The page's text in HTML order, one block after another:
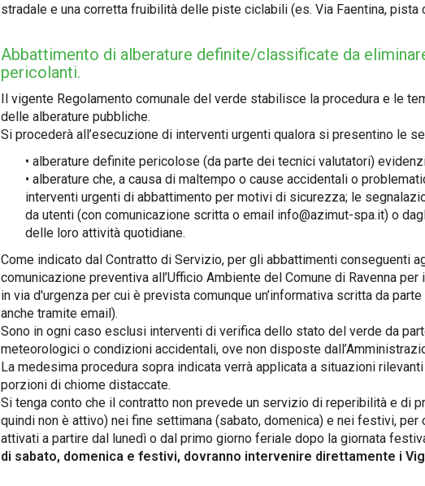
stradale e una corretta fruibilità delle piste ciclabili (es. Via Faentina, pista
Abbattimento di alberature definite/classificate da
pericolanti.
Il vigente Regolamento comunale del verde stabilisce la procedura e le
delle alberature pubbliche.
Si procederà all’esecuzione di interventi urgenti qualora si presentino le
• alberature definite pericolose (da parte dei tecnici valutatori)
• alberature che, a causa di maltempo o cause accidentali o
interventi urgenti di abbattimento per motivi di sicurezza; le
da utenti (con comunicazione scritta o email info@azimut-spa.it) o
delle loro attività quotidiane.
Come indicato dal Contratto di Servizio, per gli abbattimenti conseguenti
comunicazione preventiva all’Ufficio Ambiente del Comune di Ravenna
in via d'urgenza per cui è prevista comunque un’informativa scritta da
anche tramite email).
Sono in ogni caso esclusi interventi di verifica dello stato del verde da
meteorologici o condizioni accidentali, ove non disposte
La medesima procedura sopra indicata verrà applicata a situazioni
porzioni di chiome distaccate.
Si tenga conto che il contratto non prevede un servizio di reperibilità e di
quindi non è attivo) nei fine settimana (sabato, domenica) e nei festivi,
attivati a partire dal lunedì o dal primo giorno feriale dopo la giornata
di sabato, domenica e festivi, dovranno intervenire direttamente i